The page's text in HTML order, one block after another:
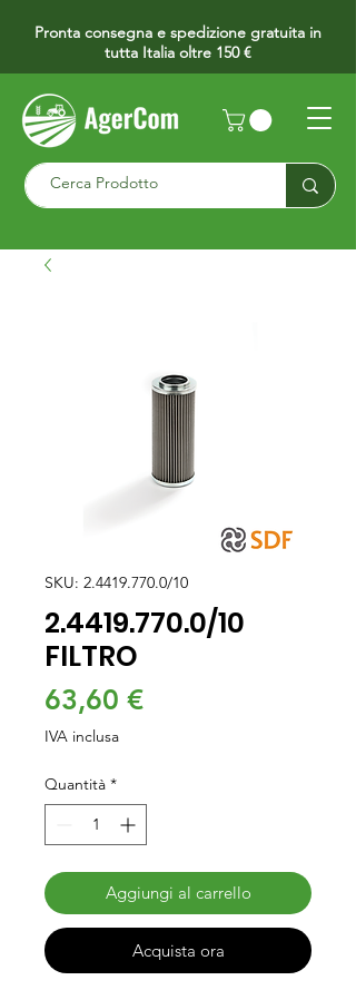
Pronta consegna e spedizione gratuita in
tutta Italia oltre 150 €
SKU: 2.4419.770.0/10
2.4419.770.0/10
FILTRO
63,60 €Prezzo
IVA inclusa
Quantità *
Aggiungi al carrello
Acquista ora